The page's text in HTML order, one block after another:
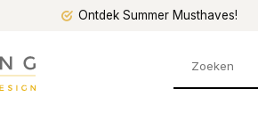
Ontdek Summer Musthaves!